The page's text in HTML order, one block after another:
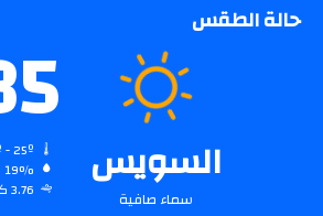
حالة الطقس
السويس
سماء صافية
19%
3.76 كيلومتر/ساعة